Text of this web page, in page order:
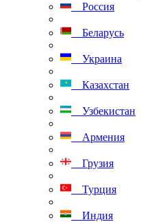
Россия
Беларусь
Украина
Казахстан
Узбекистан
Армения
Грузия
Турция
Индия